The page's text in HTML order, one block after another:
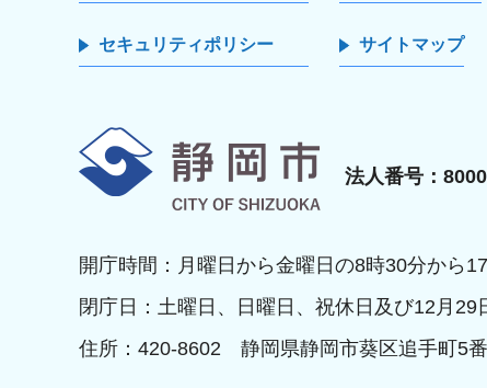
セキュリティポリシー サイトマップ
法人番号：
開庁時間：月曜日から金曜日の8時30分から
閉庁日：土曜日、日曜日、祝休日及び12月29
住所：420-8602 静岡県静岡市葵区追手町5